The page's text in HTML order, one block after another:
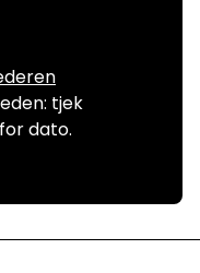
tjek
dato.